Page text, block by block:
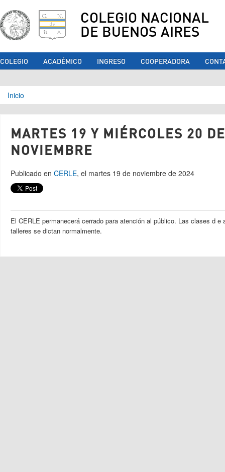
COLEGIO NACIONAL
DE BUENOS AIRES
COLEGIO ACADÉMICO INGRESO COOPERADORA
Se encuentra usted aquí
Inicio
MARTES 19 Y MIÉRCOLES 20 DE
NOVIEMBRE
Publicado en CERLE, el martes 19 de noviembre de 2024
El CERLE permanecerá cerrado para atención al público. Las clases d
talleres se dictan normalmente.